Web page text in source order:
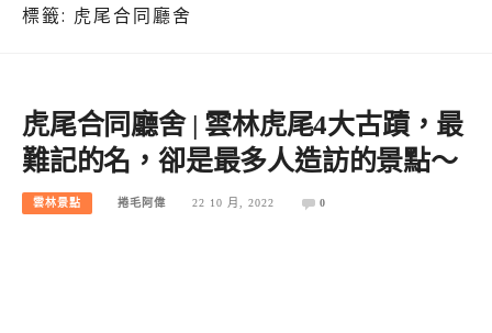
標籤: 虎尾合同廳舍
虎尾合同廳舍 | 雲林虎尾4大古蹟，最
難記的名，卻是最多人造訪的景點～
雲林景點 捲毛阿偉 22 10 月, 2022 0